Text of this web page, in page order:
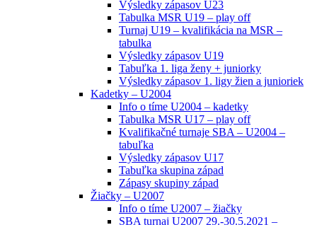
Výsledky zápasov U23
Tabulka MSR U19 – play off
Turnaj U19 – kvalifikácia na MSR –
tabulka
Výsledky zápasov U19
Tabuľka 1. liga ženy + juniorky
Výsledky zápasov 1. ligy žien a junioriek
Kadetky – U2004
Info o tíme U2004 – kadetky
Tabulka MSR U17 – play off
Kvalifikačné turnaje SBA – U2004 –
tabuľka
Výsledky zápasov U17
Tabuľka skupina západ
Zápasy skupiny západ
Žiačky – U2007
Info o tíme U2007 – žiačky
SBA turnaj U2007 29.-30.5.2021 –